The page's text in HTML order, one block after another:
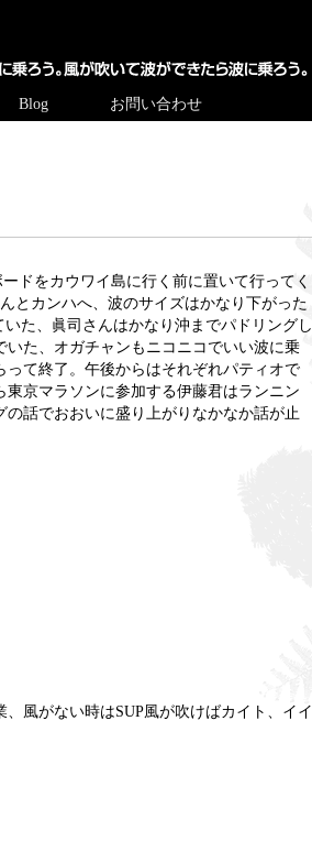
Blog お問い合わせ
ドをカウワイ島に行く前に置いて行ってく
とカンハへ、波のサイズはかなり下がった
た、眞司さんはかなり沖までパドリングし
た、オガチャンもニコニコでいい波に乗
て終了。午後からはそれぞれパティオで
京マラソンに参加する伊藤君はランニン
話でおおいに盛り上がりなかなか話が止
風がない時はSUP風が吹けばカイト、イイ